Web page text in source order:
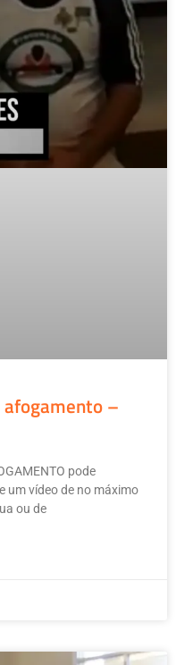
–
pode
um vídeo de no máximo
ou de